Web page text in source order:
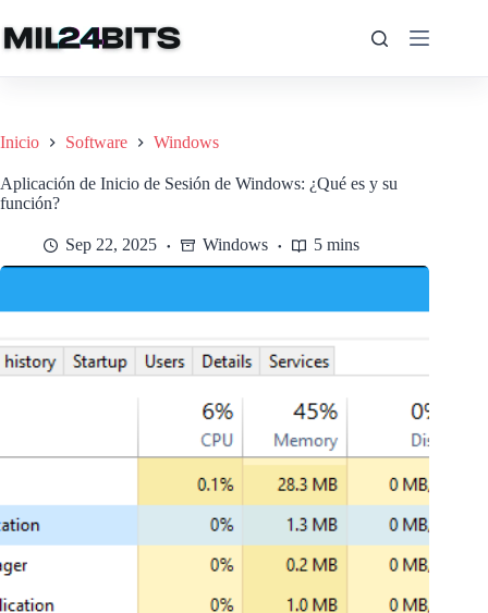
al
contenido
Inicio Software Windows
Aplicación de Inicio de Sesión de Windows: ¿Qué es y su
función?
Sep 22, 2025 Windows 5 mins